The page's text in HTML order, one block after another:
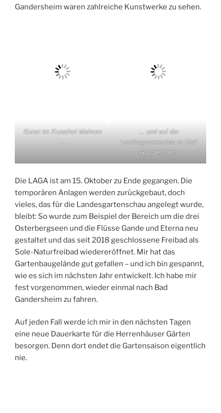
Gandersheim waren zahlreiche Kunstwerke zu sehen.
Kunst im Kunsthof Mehrum
…
… und auf der
Landesgartenschau in Bad
Gandersheim
Die LAGA ist am 15. Oktober zu Ende gegangen. Die
temporären Anlagen werden zurückgebaut, doch
vieles, das für die Landesgartenschau angelegt wurde,
bleibt: So wurde zum Beispiel der Bereich um die drei
Osterbergseen und die Flüsse Gande und Eterna neu
gestaltet und das seit 2018 geschlossene Freibad als
Sole-Naturfreibad wiedereröffnet. Mir hat das
Gartenbaugelände gut gefallen – und ich bin gespannt,
wie es sich im nächsten Jahr entwickelt. Ich habe mir
fest vorgenommen, wieder einmal nach Bad
Gandersheim zu fahren.
Auf jeden Fall werde ich mir in den nächsten Tagen
eine neue Dauerkarte für die Herrenhäuser Gärten
besorgen. Denn dort endet die Gartensaison eigentlich
nie.